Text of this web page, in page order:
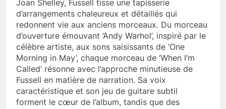
Joan Shelley, Fussell tisse une tapisserie
d’arrangements chaleureux et détaillés qui
redonnent vie aux anciens morceaux. Du morceau
d’ouverture émouvant ‘Andy Warhol’, inspiré par le
célèbre artiste, aux sons saisissants de ‘One
Morning in May’, chaque morceau de ‘When I’m
Called’ résonne avec l’approche minutieuse de
Fussell en matière de narration. Sa voix
caractéristique et son jeu de guitare subtil
forment le cœur de l’album, tandis que des